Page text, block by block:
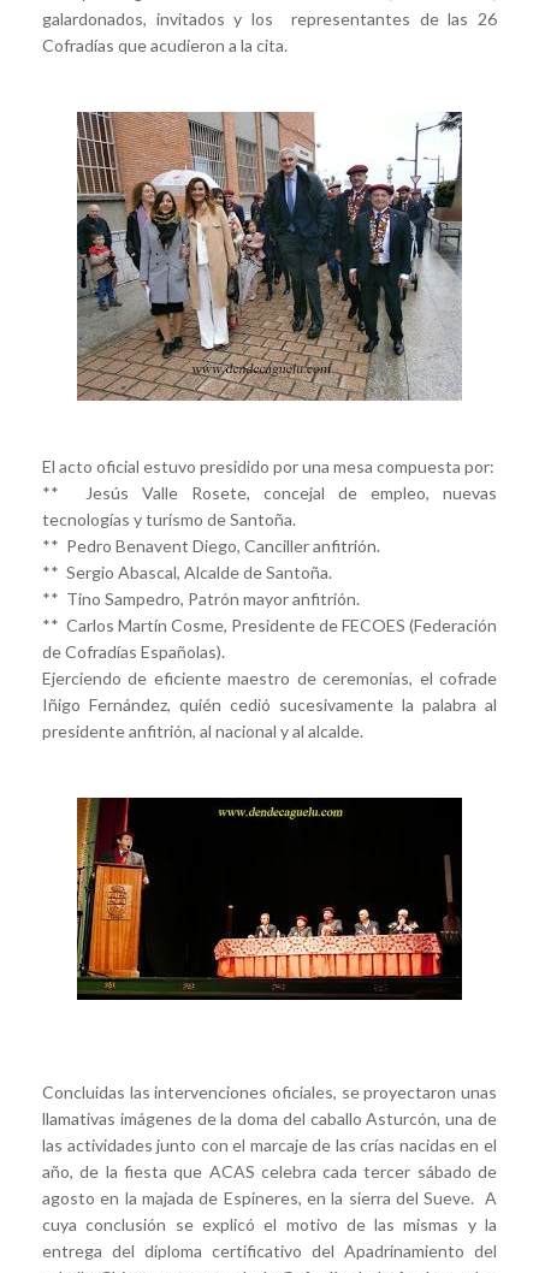
galardonados, invitados y los representantes de las 26
Cofradías que acudieron a la cita.
El acto oficial estuvo presidido por una mesa compuesta por:
** Jesús Valle Rosete, concejal de empleo, nuevas
tecnologías y turismo de Santoña.
** Pedro Benavent Diego, Canciller anfitrión.
** Sergio Abascal, Alcalde de Santoña.
** Tino Sampedro, Patrón mayor anfitrión.
** Carlos Martín Cosme, Presidente de FECOES (Federación
de Cofradías Españolas).
Ejerciendo de eficiente maestro de ceremonias, el cofrade
Iñigo Fernández, quién cedió sucesivamente la palabra al
presidente anfitrión, al nacional y al alcalde.
Concluidas las intervenciones oficiales, se proyectaron unas
llamativas imágenes de la doma del caballo Asturcón, una de
las actividades junto con el marcaje de las crías nacidas en el
año, de la fiesta que ACAS celebra cada tercer sábado de
agosto en la majada de Espineres, en la sierra del Sueve. A
cuya conclusión se explicó el motivo de las mismas y la
entrega del diploma certificativo del Apadrinamiento del